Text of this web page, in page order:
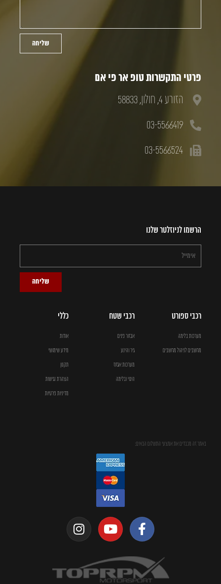
שליחה
פרטי התקשרות טופ אר פי אם
הזורע 4, חולון, 58833
03-5566419
03-5566524
הרשמו לניוזלטר שלנו
שליחה
רכבי ספורט
מערכות בלימה
מחשבים לניהול מחשבים
רכבי שטח
אבזור פנים
גיר והינע
מערכות אגזוז
היגוי ובלימה
כללי
אודות
מידע שימושי
תקנון
הצהרת נגישות
מדיניות פרטיות
באתר זה מכבדים את אמצעי התשלום הבאים: